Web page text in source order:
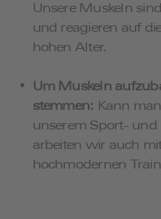
Unsere Muskeln
und reagieren auf
hohen Alter.
Um Muskeln
stemmen: Kann
unserem Sport- und
arbeiten wir auch
hochmodernen